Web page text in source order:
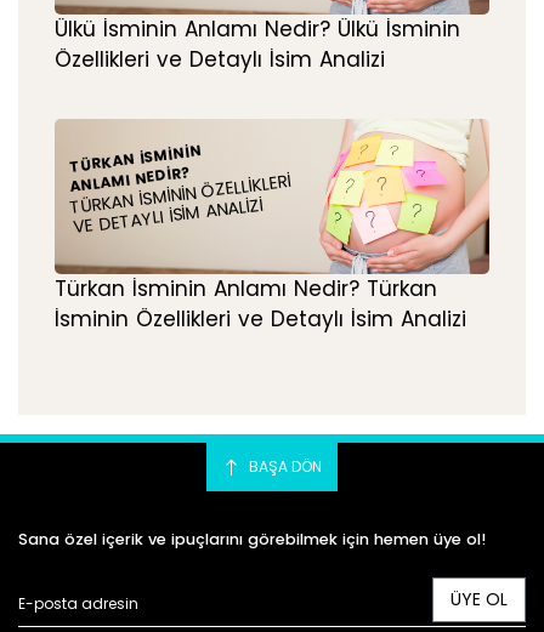
Ülkü İsminin Anlamı Nedir? Ülkü İsminin
Özellikleri ve Detaylı İsim Analizi
TÜRKAN İSMININ
ANLAMI NEDIR?
TÜRKAN İSMININ ÖZELLIKLERI
VE DETAYLI İSIM ANALIZI
Türkan İsminin Anlamı Nedir? Türkan
İsminin Özellikleri ve Detaylı İsim Analizi
BAŞA DÖN
Sana özel içerik ve ipuçlarını görebilmek için hemen üye ol!
ÜYE OL